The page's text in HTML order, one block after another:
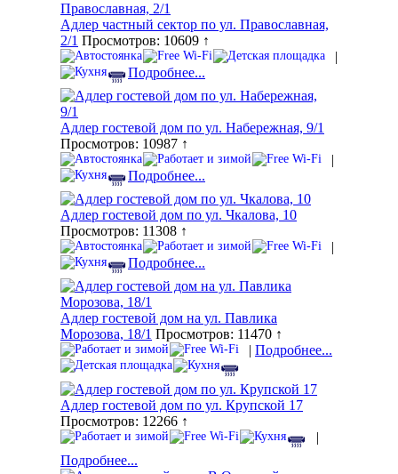
Адлер частный сектор по ул. Православная,
2/1 Просмотров: 10609 ↑
|
Подробнее...
Адлер гостевой дом по ул. Набережная, 9/1
Просмотров: 10987 ↑
|
Подробнее...
Адлер гостевой дом по ул. Чкалова, 10
Просмотров: 11308 ↑
|
Подробнее...
Адлер гостевой дом на ул. Павлика
Морозова, 18/1 Просмотров: 11470 ↑
| Подробнее...
Адлер гостевой дом по ул. Крупской 17
Просмотров: 12266 ↑
|
Подробнее...